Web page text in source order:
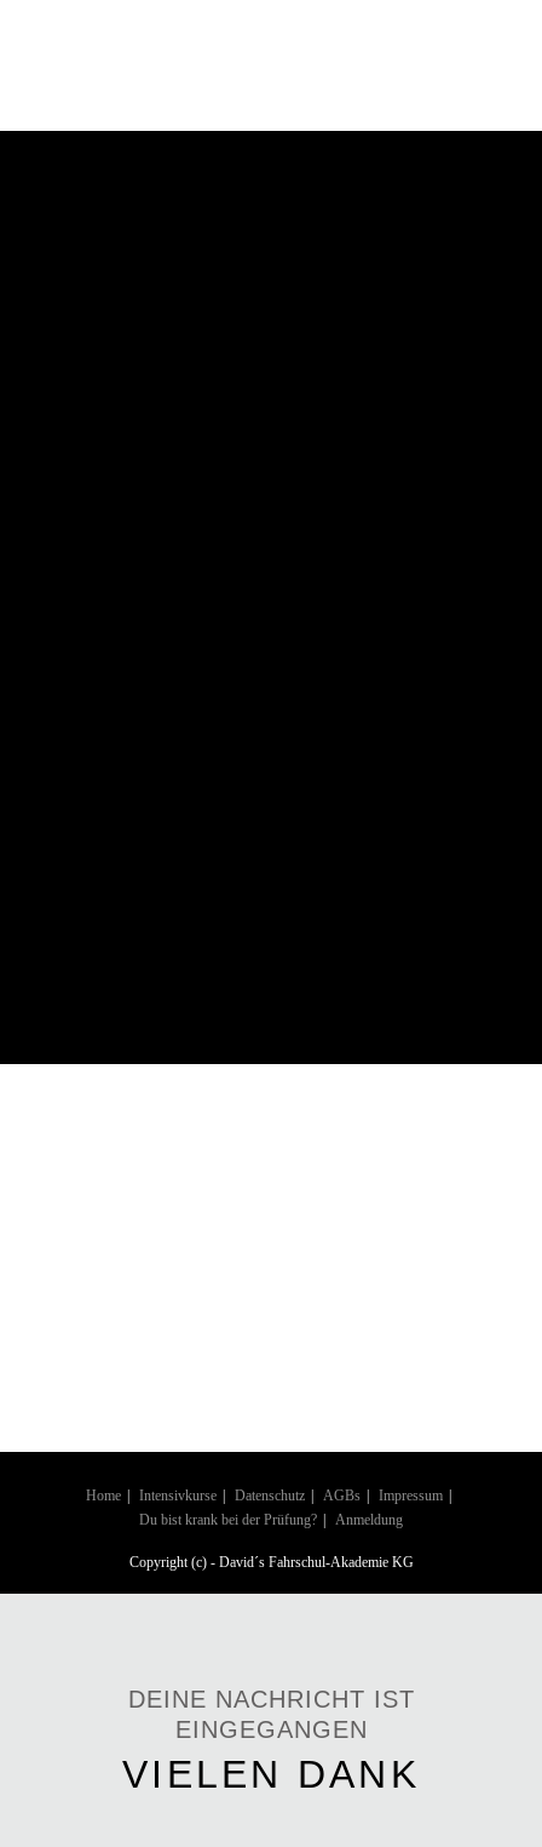
Home Intensivkurse Datenschutz AGBs
Impressum
Du bist krank bei der Prüfung?
Anmeldung
Copyright (c) - David´s Fahrschul-Akademie KG
DEINE NACHRICHT IST
EINGEGANGEN
VIELEN DANK